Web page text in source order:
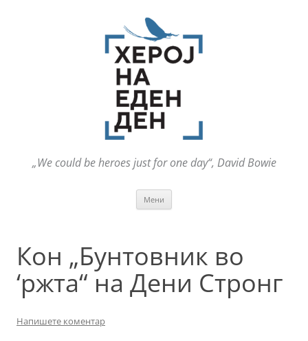
„We could be heroes just for one day“, David Bowie
Мени
Кон „Бунтовник во
‘ржта“ на Дени Стронг
Напишете коментар